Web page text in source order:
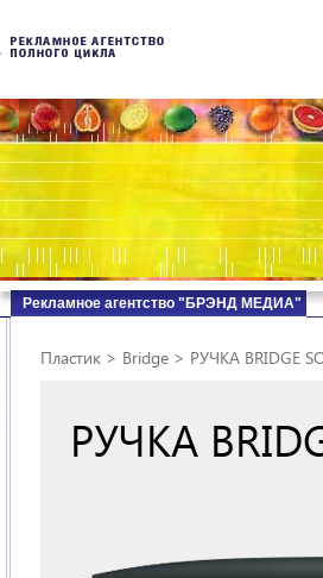
Рекламное агентство "БРЭНД МЕДИА"
Пластик > Bridge > РУЧКА BRIDGE
РУЧКА